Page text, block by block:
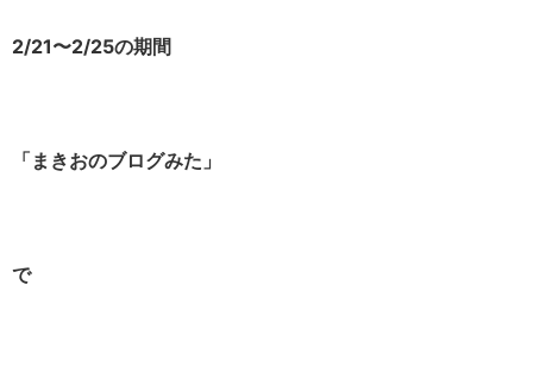
2/21〜2/25の期間
「まきおのブログみた」
で